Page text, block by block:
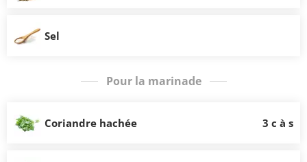
Sel
Pour la marinade
Coriandre hachée 3 c à s